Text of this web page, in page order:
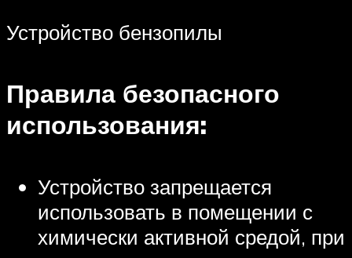
Устройство бензопилы
Правила безопасного
использования:
Устройство запрещается
использовать в помещении с
химически активной средой, при